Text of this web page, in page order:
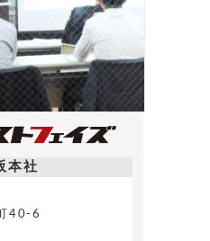
本社
40-6